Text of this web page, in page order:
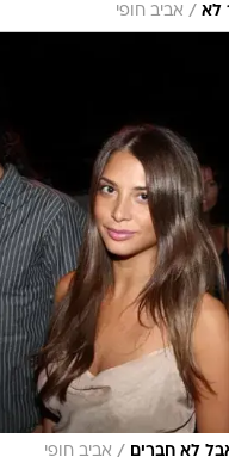
לא / אביב חופי
לא חברים / אביב חופי